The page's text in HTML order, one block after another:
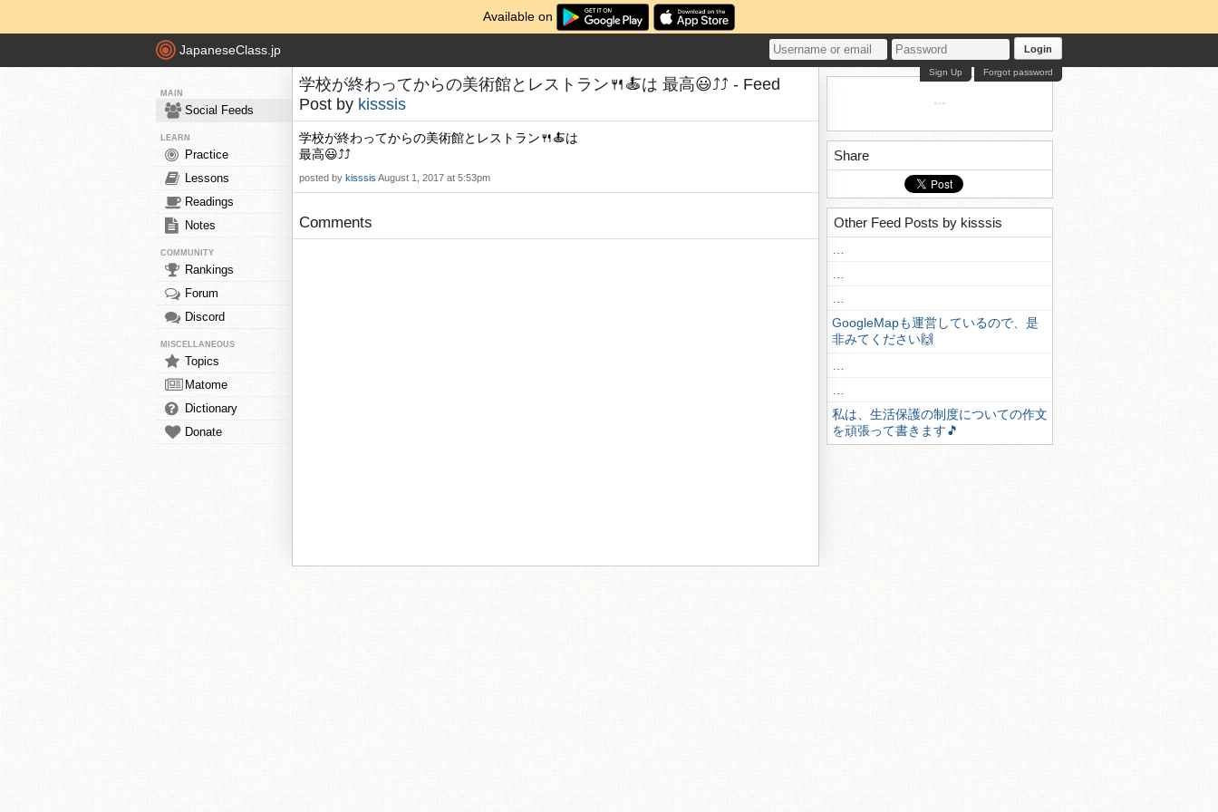
Available on
JapaneseClass.jp Login
Forgot password
Sign Up
MAIN
Social Feeds
LEARN
Practice
Lessons
Readings
Notes
COMMUNITY
Rankings
Forum
Discord
MISCELLANEOUS
Topics
Matome
Dictionary
Donate
学校が終わってからの美術館とレストラン🍴🍝は 最高😃⤴️⤴️ - Feed
Post by kisssis
学校が終わってからの美術館とレストラン🍴🍝は
最高😃⤴️⤴️
posted by kisssis August 1, 2017 at 5:53pm
Comments
Share
Other Feed Posts by kisssis
GoogleMapも運営しているので、是
非みてください🙌
私は、生活保護の制度についての作文
を頑張って書きます🎵